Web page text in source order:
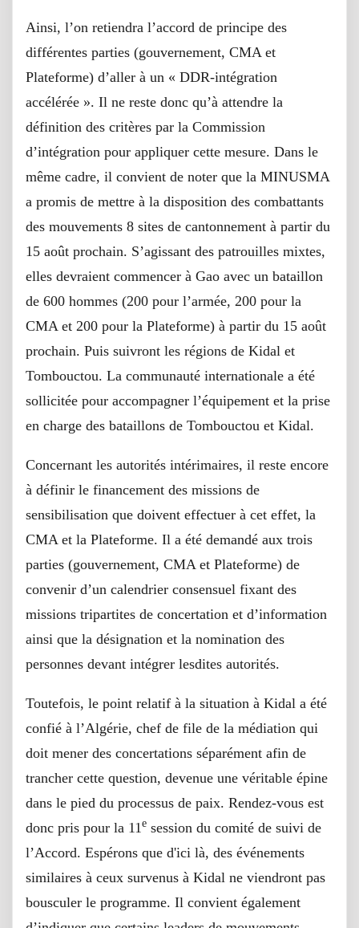
Ainsi, l’on retiendra l’accord de principe des
différentes parties (gouvernement, CMA et
Plateforme) d’aller à un « DDR-intégration
accélérée ». Il ne reste donc qu’à attendre la
définition des critères par la Commission
d’intégration pour appliquer cette mesure. Dans le
même cadre, il convient de noter que la MINUSMA
a promis de mettre à la disposition des combattants
des mouvements 8 sites de cantonnement à partir du
15 août prochain. S’agissant des patrouilles mixtes,
elles devraient commencer à Gao avec un bataillon
de 600 hommes (200 pour l’armée, 200 pour la
CMA et 200 pour la Plateforme) à partir du 15 août
prochain. Puis suivront les régions de Kidal et
Tombouctou. La communauté internationale a été
sollicitée pour accompagner l’équipement et la prise
en charge des bataillons de Tombouctou et Kidal.
Concernant les autorités intérimaires, il reste encore
à définir le financement des missions de
sensibilisation que doivent effectuer à cet effet, la
CMA et la Plateforme. Il a été demandé aux trois
parties (gouvernement, CMA et Plateforme) de
convenir d’un calendrier consensuel fixant des
missions tripartites de concertation et d’information
ainsi que la désignation et la nomination des
personnes devant intégrer lesdites autorités.
Toutefois, le point relatif à la situation à Kidal a été
confié à l’Algérie, chef de file de la médiation qui
doit mener des concertations séparément afin de
trancher cette question, devenue une véritable épine
dans le pied du processus de paix. Rendez-vous est
donc pris pour la 11 e session du comité de suivi de
l’Accord. Espérons que d'ici là, des événements
similaires à ceux survenus à Kidal ne viendront pas
bousculer le programme. Il convient également